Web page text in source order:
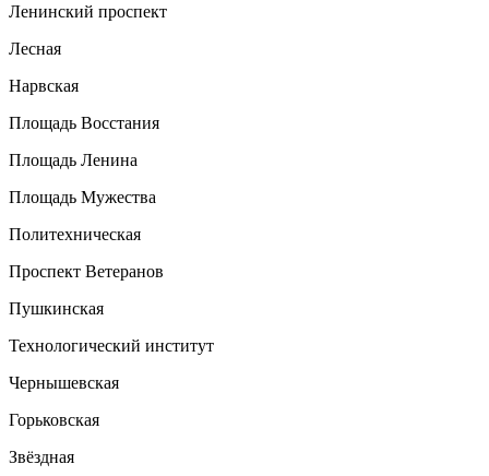
Ленинский проспект
Лесная
Нарвская
Площадь Восстания
Площадь Ленина
Площадь Мужества
Политехническая
Проспект Ветеранов
Пушкинская
Технологический институт
Чернышевская
Горьковская
Звёздная